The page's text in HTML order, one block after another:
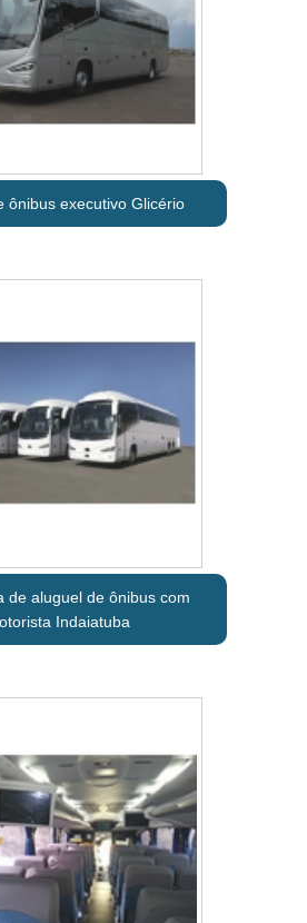
ônibus executivo Glicério
de aluguel de ônibus com
Indaiatuba